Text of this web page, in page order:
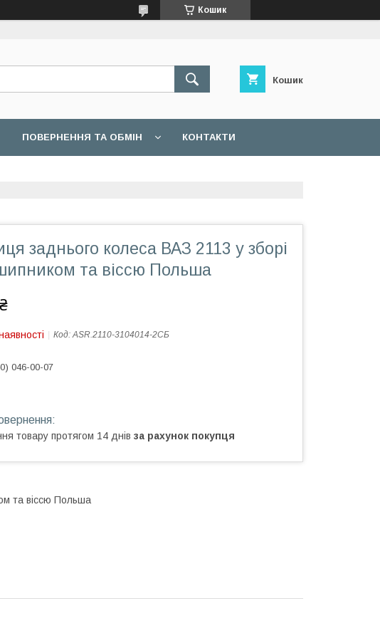
Кошик
Кошик
ПОВЕРНЕННЯ ТА ОБМІН КОНТАКТИ
заднього колеса ВАЗ 2113 у зборі
та віссю Польша
Код:ASR.2110-3104014-2СБ
046-00-07
товару протягом 14 днів за рахунок покупця
та віссю Польша